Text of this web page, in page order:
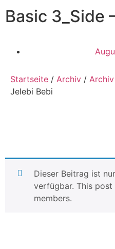
Basic 3_Side
Startseite / Archiv /
Jelebi Bebi
Dieser Beitrag ist
verfügbar. This
members.